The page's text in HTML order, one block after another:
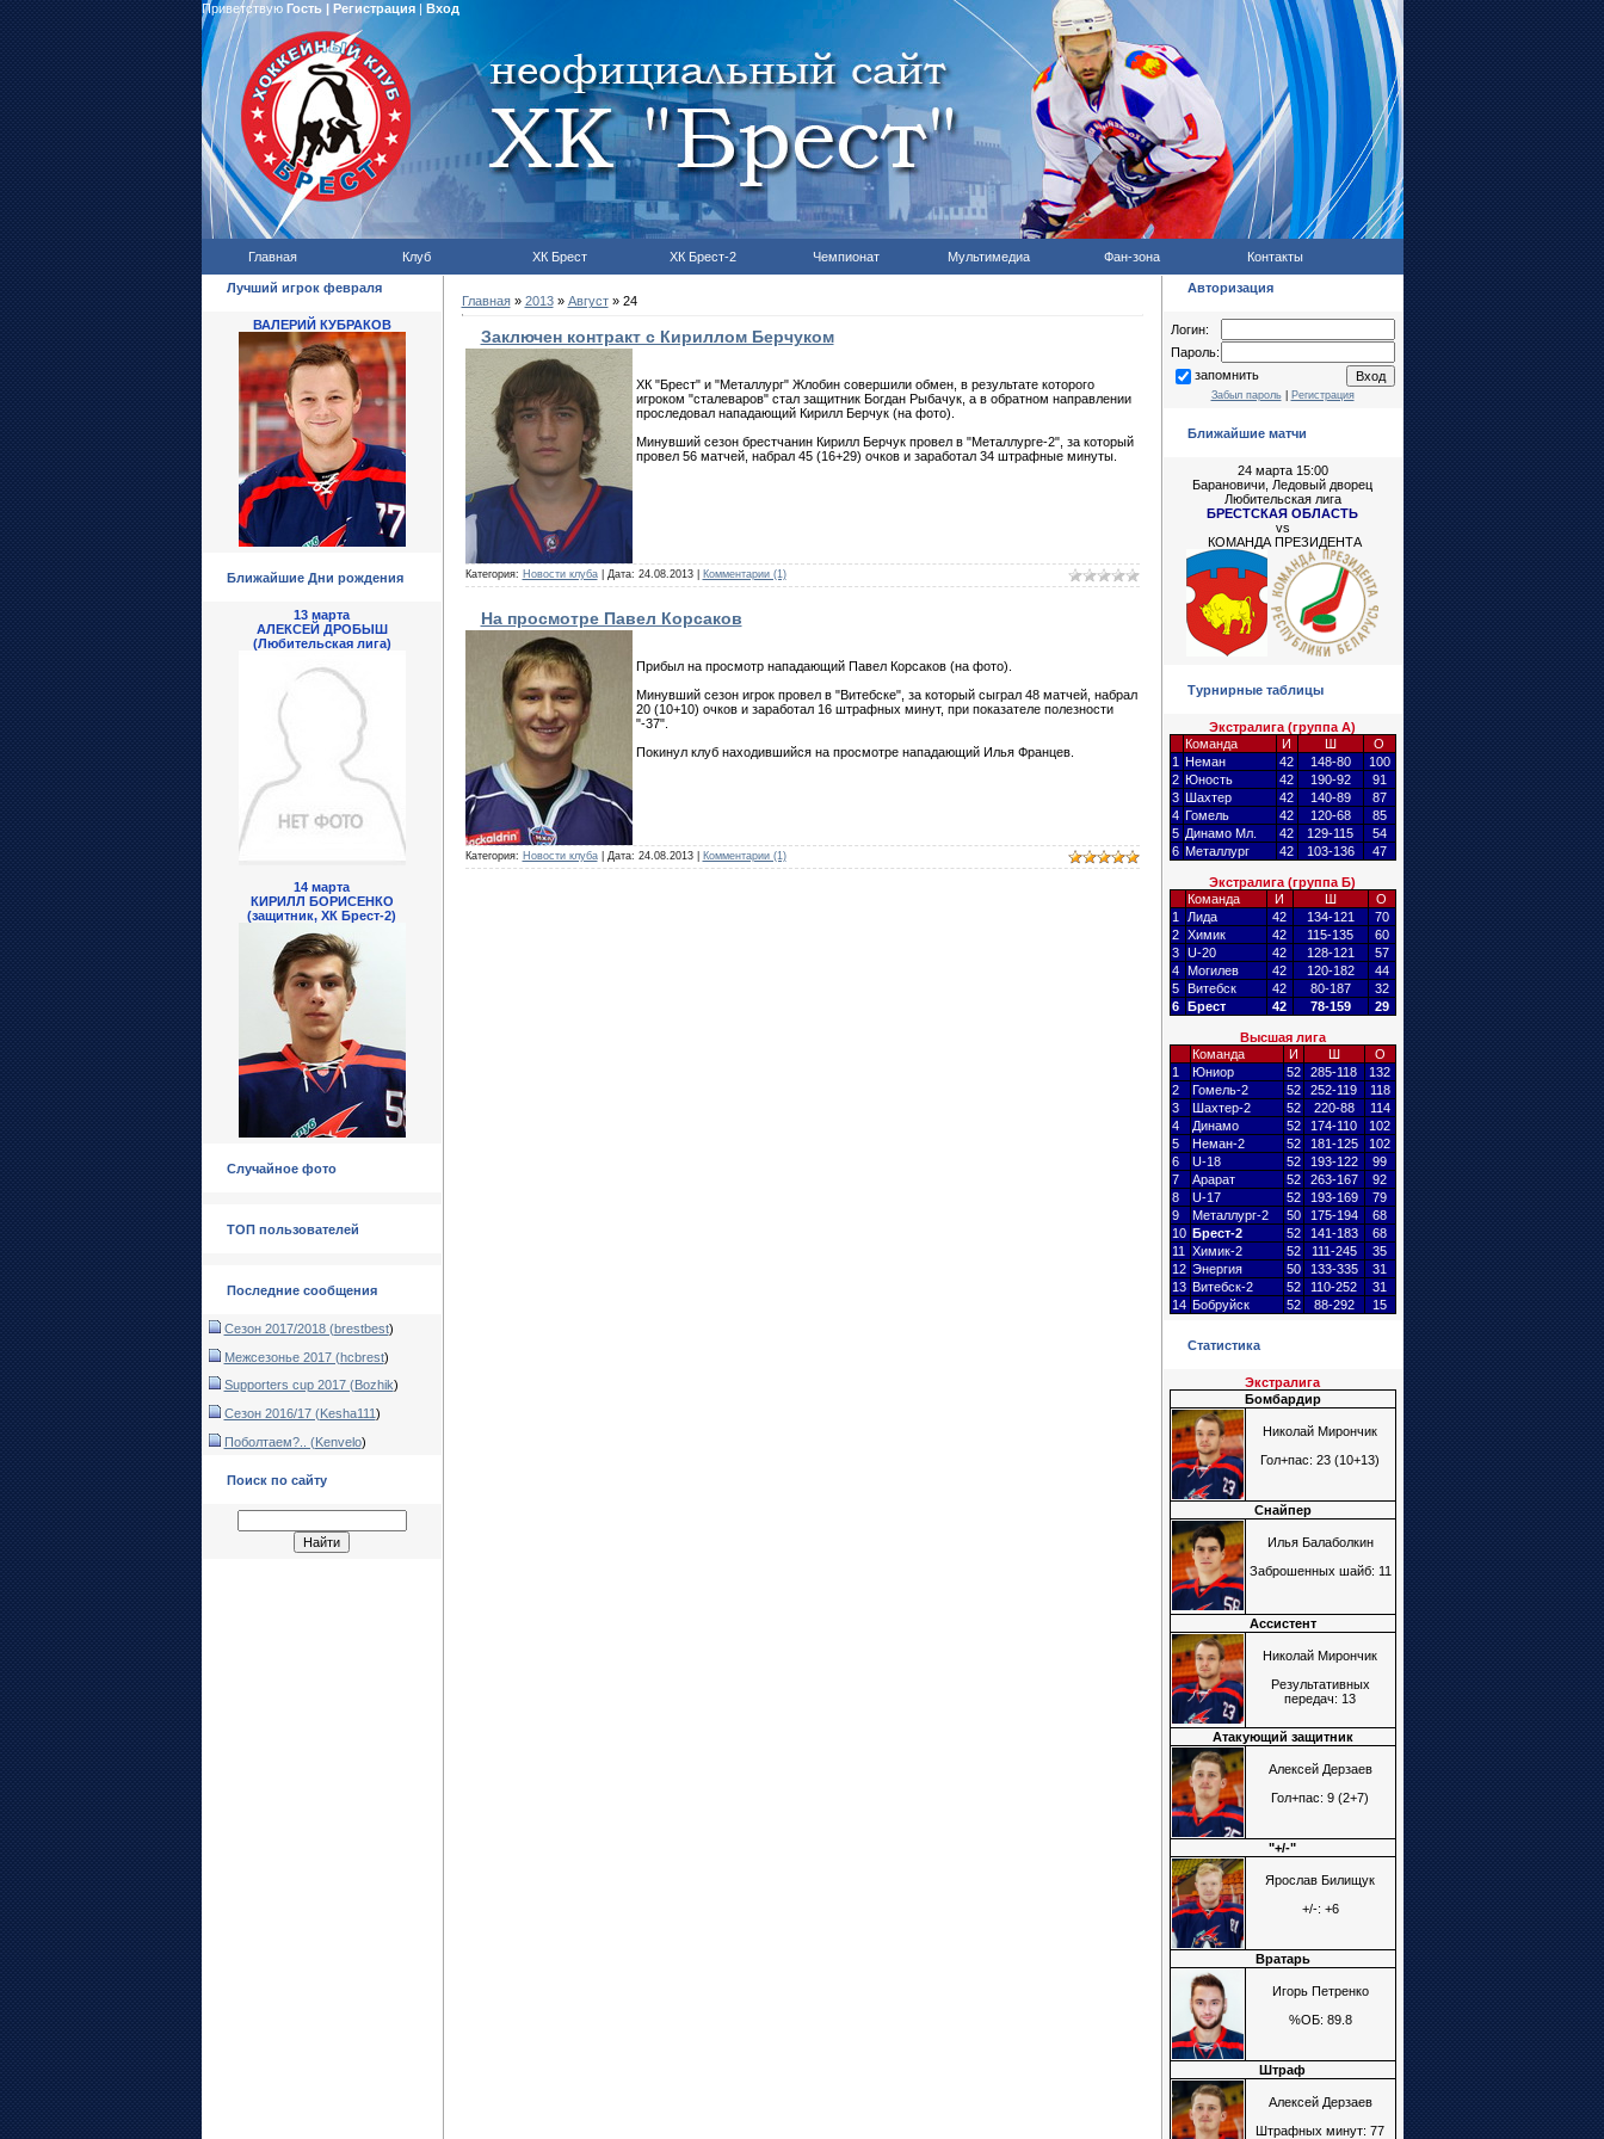
Приветствую Гость | Регистрация| Вход
Главная Клуб ХК Брест ХК Брест-2 Чемпионат Мультимедиа Фан-зона Контакты
Лучший игрок февраля
ВАЛЕРИЙ КУБРАКОВ
Ближайшие Дни рождения
13 марта
АЛЕКСЕЙ ДРОБЫШ
(Любительская лига)
14 марта
КИРИЛЛ БОРИСЕНКО
(защитник, ХК Брест-2)
Случайное фото
ТОП пользователей
Последние сообщения
Сезон 2017/2018 (brestbest)
Межсезонье 2017 (hcbrest)
Supporters cup 2017 (Bozhik)
Сезон 2016/17 (Kesha111)
Поболтаем?.. (Kenvelo)
Поиск по сайту
Главная» 2013 » Август » 24
Заключен контракт с Кириллом Берчуком
ХК "Брест" и "Металлург" Жлобин совершили обмен, в результате которого
игроком "сталеваров" стал защитник Богдан Рыбачук, а в обратном направлении
проследовал нападающий Кирилл Берчук (на фото).
Минувший сезон брестчанин Кирилл Берчук провел в "Металлурге-2", за который
провел 56 матчей, набрал 45 (16+29) очков и заработал 34 штрафные минуты.
Категория: Новости клуба| Дата: 24.08.2013| Комментарии (1)
На просмотре Павел Корсаков
Прибыл на просмотр нападающий Павел Корсаков (на фото).
Минувший сезон игрок провел в "Витебске", за который сыграл 48 матчей, набрал
20 (10+10) очков и заработал 16 штрафных минут, при показателе полезности
"-37".
Покинул клуб находившийся на просмотре нападающий Илья Францев.
Категория: Новости клуба| Дата: 24.08.2013| Комментарии (1)
Авторизация
Логин:
Пароль:
запомнить
Забыл пароль| Регистрация
Ближайшие матчи
24 марта 15:00
Барановичи, Ледовый дворец
Любительская лига
БРЕСТСКАЯ ОБЛАСТЬ
vs
КОМАНДА ПРЕЗИДЕНТА
Турнирные таблицы
Экстралига (группа А)
Команда
И Ш
О
1 Неман 42 148-80
100
2 Юность 42 190-92
91
3 Шахтер 42 140-89
87
4 Гомель 42 120-68
85
5 Динамо Мл. 42 129-115
54
6 Металлург 42 103-136 47
Экстралига (группа Б)
Команда
И Ш
О
1
Лида 42 134-121
70
2
Химик 42 115-135
60
3
U-20 42 128-121
57
4
Могилев 42 120-182
44
5
Витебск 42 80-187
32
6
Брест 42 78-159 29
Высшая лига
Команда
И Ш
О
1
Юниор 52 285-118
132
2
Гомель-2 52 252-119
118
3
Шахтер-2 52 220-88
114
4
Динамо 52 174-110
102
5
Неман-2 52 181-125
102
6
U-18 52 193-122
99
7
Арарат 52 263-167
92
8
U-17 52 193-169
79
9
Металлург-2 50 175-194
68
10 Брест-2 52 141-183
68
11
Химик-2 52 111-245
35
12 Энергия 50 133-335
31
13 Витебск-2 52 110-252
31
14 Бобруйск 52 88-292 15
Статистика
Экстралига
Бомбардир
Николай Мирончик
Гол+пас: 23 (10+13)
Снайпер
Илья Балаболкин
Заброшенных шайб: 11
Ассистент
Николай Мирончик
Результативных
передач: 13
Атакующий защитник
Алексей Дерзаев
Гол+пас: 9 (2+7)
"+/-"
Ярослав Билищук
+/-: +6
Вратарь
Игорь Петренко
%ОБ: 89.8
Штраф
Алексей Дерзаев
Штрафных минут: 77